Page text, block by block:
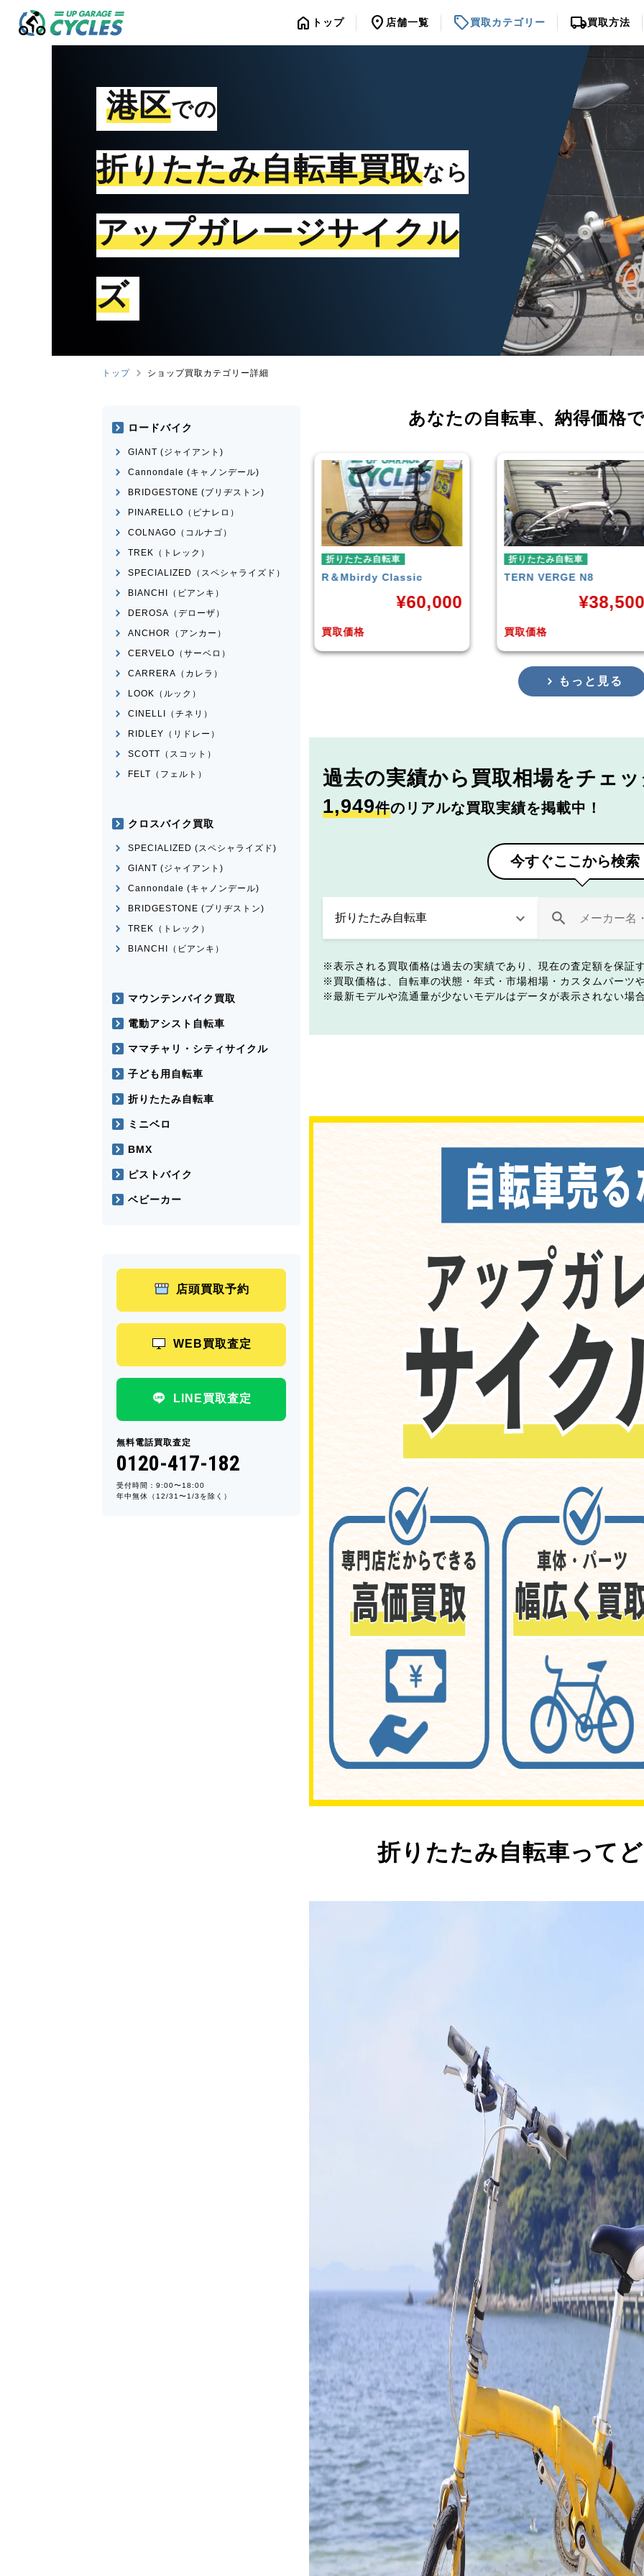
home トップ location_on 店舗一覧 sell買取カテゴリー local_shipping買取方法
港区での
折りたたみ自転車買取なら
アップガレージサイクル
ズ
トップ ショップ買取カテゴリー詳細
あなたの自転車、 納得価格
折りたたみ自転車
R＆Mbirdy Classic
買取価格
¥
折りたたみ自転車
TERNVERGE N8
買取価格
¥38,500
折りたたみ自転車
RENAULTLIGHT-8 AL-
買取価格
¥
もっと見る
過去の実績から 買取相場をチェ
1,949件のリアルな買取実績を掲載中！
今すぐここから検索
表示される買取価格は過去の実績であり、現在の査定額を保証
買取価格は、自転車の状態・年式・市場相場・カスタムパーツ
最新モデルや流通量が少ないモデルはデータが表示されない場
折りたたみ自転車って
ロードバイク
GIANT (ジャイアント)
Cannondale (キャノンデール)
BRIDGESTONE (ブリヂストン)
PINARELLO（ピナレロ）
COLNAGO（コルナゴ）
TREK（トレック）
SPECIALIZED（スペシャライズド）
BIANCHI（ビアンキ）
DEROSA（デローザ）
ANCHOR（アンカー）
CERVELO（サーベロ）
CARRERA（カレラ）
LOOK（ルック）
CINELLI（チネリ）
RIDLEY（リドレー）
SCOTT（スコット）
FELT（フェルト）
クロスバイク買取
SPECIALIZED (スペシャライズド)
GIANT (ジャイアント)
Cannondale (キャノンデール)
BRIDGESTONE (ブリヂストン)
TREK（トレック）
BIANCHI（ビアンキ）
マウンテンバイク買取
電動アシスト自転車
ママチャリ・シティサイクル
子ども用自転車
折りたたみ自転車
ミニベロ
BMX
ピストバイク
ベビーカー
店頭買取予約
WEB買取査定
LINE買取査定
無料電話買取査定
0120-417-182
受付時間：9:00〜18:00
年中無休（12/31〜1/3を除く）